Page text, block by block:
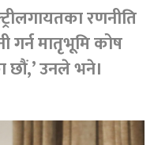
रणनीति
गर्न मातृभूमि कोष
छौं,’ उनले भने।